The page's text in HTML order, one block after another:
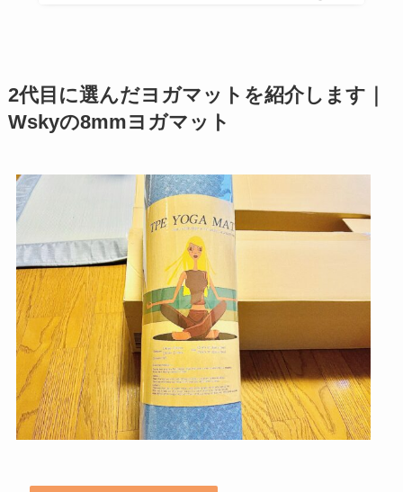
2代目に選んだヨガマットを紹介します｜
Wskyの8mmヨガマット